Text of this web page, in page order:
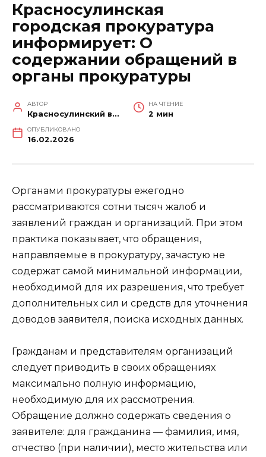
Красносулинская
городская прокуратура
информирует: О
содержании обращений в
органы прокуратуры
АВТОР
Красносулинский вестник
НА ЧТЕНИЕ
2 мин
ОПУБЛИКОВАНО
16.02.2026
Органами прокуратуры ежегодно
рассматриваются сотни тысяч жалоб и
заявлений граждан и организаций. При этом
практика показывает, что обращения,
направляемые в прокуратуру, зачастую не
содержат самой минимальной информации,
необходимой для их разрешения, что требует
дополнительных сил и средств для уточнения
доводов заявителя, поиска исходных данных.
Гражданам и представителям организаций
следует приводить в своих обращениях
максимально полную информацию,
необходимую для их рассмотрения.
Обращение должно содержать сведения о
заявителе: для гражданина — фамилия, имя,
отчество (при наличии), место жительства или